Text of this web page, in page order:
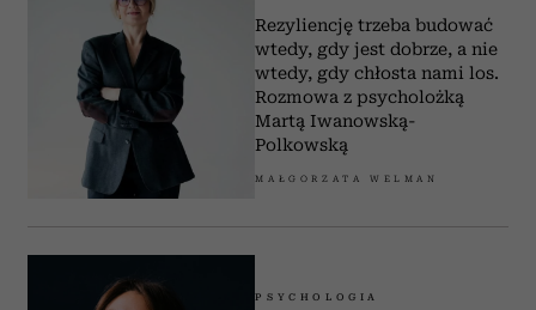
Rezyliencję trzeba budować
wtedy, gdy jest dobrze, a nie
wtedy, gdy chłosta nami los.
Rozmowa z psycholożką
Martą Iwanowską-
Polkowską
MAŁGORZATA WELMAN
PSYCHOLOGIA